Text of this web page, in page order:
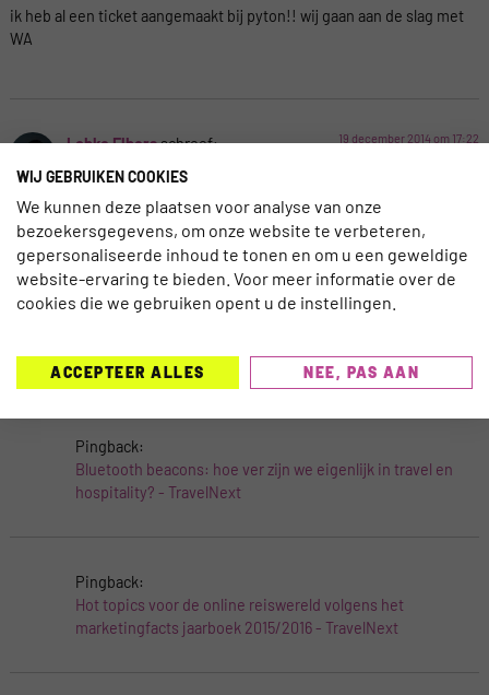
ik heb al een ticket aangemaakt bij pyton!! wij gaan aan de slag met
WA
Lobke Elbersschreef: 19 december 2014 om 17:22
Ha Martine! Wat goed Laat je even weten hoe het je bevalt?
Pingback:
direct channel bookings' van HSMAI - TravelNext
Pingback:
Bluetooth beacons: hoe ver zijn we eigenlijk in travel en
hospitality? - TravelNext
Pingback:
Hot topics voor de online reiswereld volgens het
marketingfacts jaarboek 2015/2016 - TravelNext
WIJ GEBRUIKEN COOKIES
We kunnen deze plaatsen voor analyse van onze
bezoekersgegevens, om onze website te verbeteren,
gepersonaliseerde inhoud te tonen en om u een geweldige
website-ervaring te bieden. Voor meer informatie over de
cookies die we gebruiken opent u de instellingen.
ACCEPTEER ALLES NEE, PAS AAN